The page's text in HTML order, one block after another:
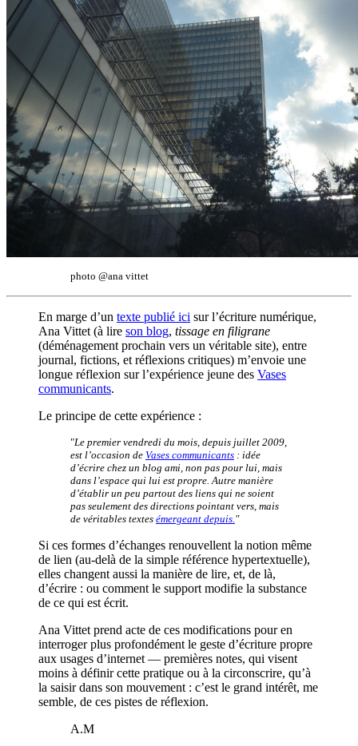
photo @ana vittet
En marge d’un texte publié ici sur l’écriture numérique,
Ana Vittet (à lire son blog, tissage en filigrane
(déménagement prochain vers un véritable site), entre
journal, fictions, et réflexions critiques) m’envoie une
longue réflexion sur l’expérience jeune des Vases
communicants.
Le principe de cette expérience :
"Le premier vendredi du mois, depuis juillet 2009,
est l’occasion de Vases communicants : idée
d’écrire chez un blog ami, non pas pour lui, mais
dans l’espace qui lui est propre. Autre manière
d’établir un peu partout des liens qui ne soient
pas seulement des directions pointant vers, mais
de véritables textes émergeant depuis. "
Si ces formes d’échanges renouvellent la notion même
de lien (au-delà de la simple référence hypertextuelle),
elles changent aussi la manière de lire, et, de là,
d’écrire : ou comment le support modifie la substance
de ce qui est écrit.
Ana Vittet prend acte de ces modifications pour en
interroger plus profondément le geste d’écriture propre
aux usages d’internet — premières notes, qui visent
moins à définir cette pratique ou à la circonscrire, qu’à
la saisir dans son mouvement : c’est le grand intérêt, me
semble, de ces pistes de réflexion.
A.M